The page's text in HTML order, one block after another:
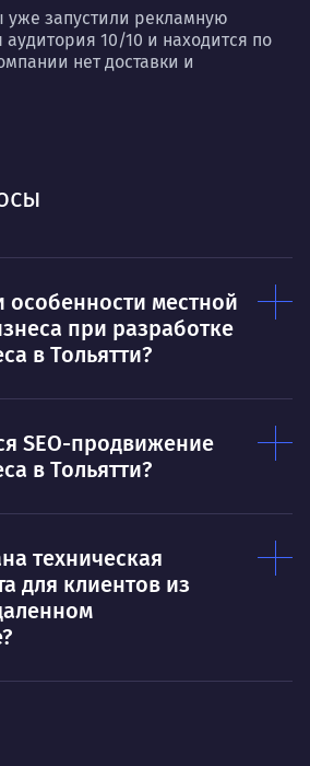
уже запустили рекламную
10/10 и находится по
нет доставки и
особенности местной
при разработке
в Тольятти?
SEO-продвижение
в Тольятти?
техническая
для клиентов из